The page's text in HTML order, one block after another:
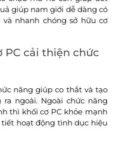
giúp nam giới dễ dàng có
nhanh chóng sở hữu cơ
PC cải thiện chức
năng giúp co thắt và tạo
ngoài. Ngoài chức năng
thì khối cơ PC khỏe mạnh
hoạt động tình dục hiệu